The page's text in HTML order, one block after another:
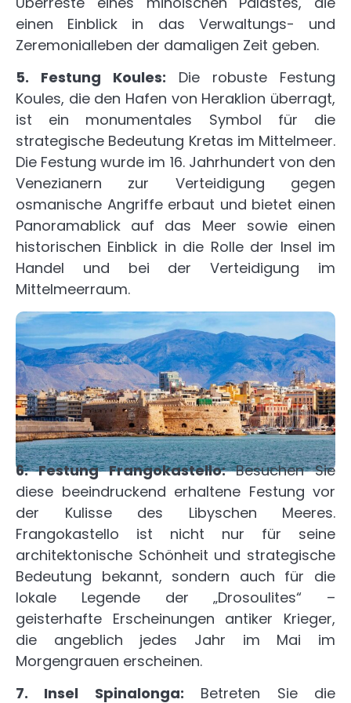
einen Einblick in das Verwaltungs- und
Zeremonialleben der damaligen Zeit geben.
5. Festung Koules: Die robuste Festung
Koules, die den Hafen von Heraklion überragt,
ist ein monumentales Symbol für die
strategische Bedeutung Kretas im Mittelmeer.
Die Festung wurde im 16. Jahrhundert von den
Venezianern zur Verteidigung gegen
osmanische Angriffe erbaut und bietet einen
Panoramablick auf das Meer sowie einen
historischen Einblick in die Rolle der Insel im
Handel und bei der Verteidigung im
Mittelmeerraum.
6. Festung Frangokastello:Besuchen Sie
diese beeindruckend erhaltene Festung vor
der Kulisse des Libyschen Meeres.
Frangokastello ist nicht nur für seine
architektonische Schönheit und strategische
Bedeutung bekannt, sondern auch für die
lokale Legende der „Drosoulites“ –
geisterhafte Erscheinungen antiker Krieger,
die angeblich jedes Jahr im Mai im
Morgengrauen erscheinen.
7. Insel Spinalonga: Betreten Sie die